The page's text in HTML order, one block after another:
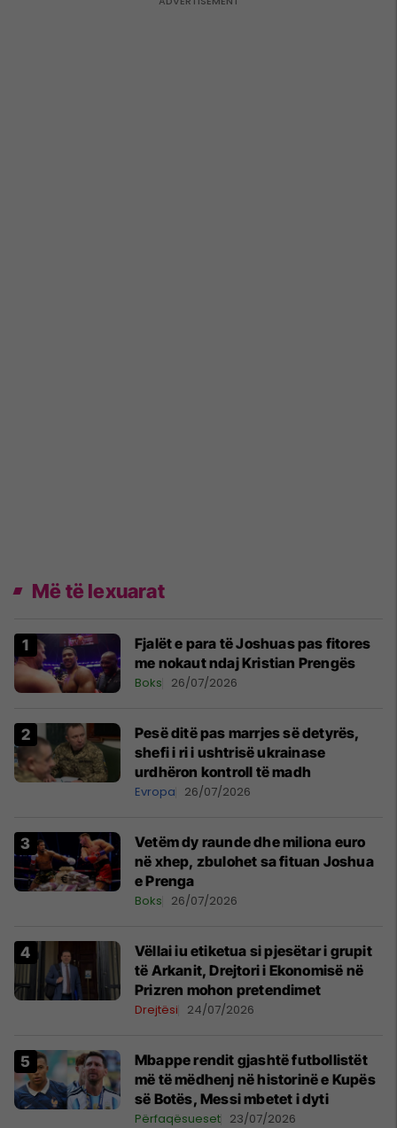
Më të lexuarat
Fjalët e para të Joshuas pas fitores
me nokaut ndaj Kristian Prengës
Boks 26/07/2026
Pesë ditë pas marrjes së detyrës,
shefi i ri i ushtrisë ukrainase
urdhëron kontroll të madh
Evropa 26/07/2026
Vetëm dy raunde dhe miliona euro
në xhep, zbulohet sa fituan Joshua
e Prenga
Boks 26/07/2026
Vëllai iu etiketua si pjesëtar i grupit
të Arkanit, Drejtori i Ekonomisë në
Prizren mohon pretendimet
Drejtësi 24/07/2026
Mbappe rendit gjashtë futbollistët
më të mëdhenj në historinë e Kupës
së Botës, Messi mbetet i dyti
Përfaqësueset 23/07/2026